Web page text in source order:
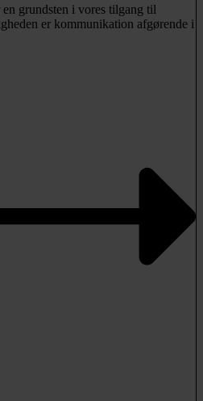
grundsten i vores tilgang til
er kommunikation afgørende i